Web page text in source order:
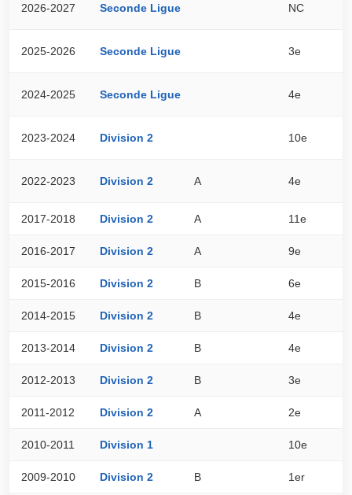
2026-2027 Seconde Ligue NC
2025-2026 Seconde Ligue 3e
2024-2025 Seconde Ligue 4e
2023-2024 Division 2 10e
2022-2023 Division 2 A 4e
2017-2018 Division 2 A 11e
2016-2017 Division 2 A 9e
2015-2016 Division 2 B 6e
2014-2015 Division 2 B 4e
2013-2014 Division 2 B 4e
2012-2013 Division 2 B 3e
2011-2012 Division 2 A 2e
2010-2011 Division 1 10e
2009-2010 Division 2 B 1er